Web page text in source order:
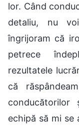
lor. Când
detaliu, nu
îngrijoram că
petrece
rezultatele
că
echipă să mi